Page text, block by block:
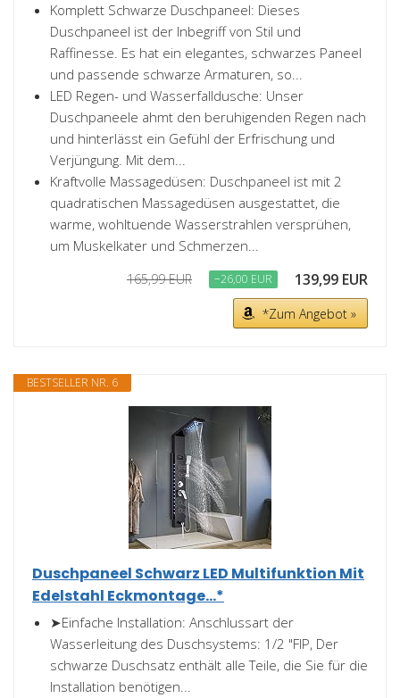
Komplett Schwarze Duschpaneel: Dieses
Duschpaneel ist der Inbegriff von Stil und
Raffinesse. Es hat ein elegantes, schwarzes Paneel
und passende schwarze Armaturen, so...
LED Regen- und Wasserfalldusche: Unser
Duschpaneele ahmt den beruhigenden Regen nach
und hinterlässt ein Gefühl der Erfrischung und
Verjüngung. Mit dem...
Kraftvolle Massagedüsen: Duschpaneel ist mit 2
quadratischen Massagedüsen ausgestattet, die
warme, wohltuende Wasserstrahlen versprühen,
um Muskelkater und Schmerzen...
165,99 EUR −26,00 EUR 139,99 EUR
*Zum Angebot »
BESTSELLER NR. 6
Duschpaneel Schwarz LED Multifunktion Mit
Edelstahl Eckmontage...*
➤Einfache Installation: Anschlussart der
Wasserleitung des Duschsystems: 1/2 "FIP, Der
schwarze Duschsatz enthält alle Teile, die Sie für die
Installation benötigen...